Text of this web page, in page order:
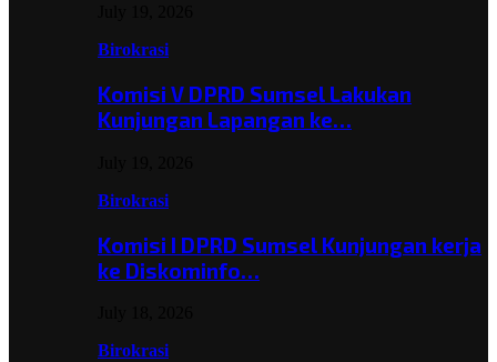
Birokrasi
Komisi V DPRD Sumsel Lakukan
Kunjungan Lapangan ke…
Birokrasi
Komisi I DPRD Sumsel Kunjungan kerja
ke Diskominfo…
Birokrasi